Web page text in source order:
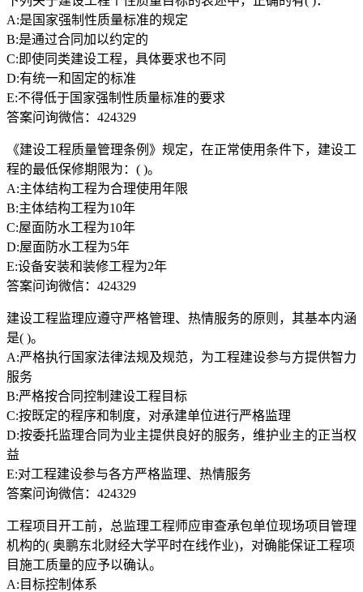
A:是国家强制性质量标准的规定
B:是通过合同加以约定的
C:即使同类建设工程，具体要求也不同
D:有统一和固定的标准
E:不得低于国家强制性质量标准的要求
答案问询微信：424329
《建设工程质量管理条例》规定，在正常使用条件下，建设工
程的最低保修期限为：( )。
A:主体结构工程为合理使用年限
B:主体结构工程为10年
C:屋面防水工程为10年
D:屋面防水工程为5年
E:设备安装和装修工程为2年
答案问询微信：424329
建设工程监理应遵守严格管理、热情服务的原则，其基本内涵
是( )。
A:严格执行国家法律法规及规范，为工程建设参与方提供智力
服务
B:严格按合同控制建设工程目标
C:按既定的程序和制度，对承建单位进行严格监理
D:按委托监理合同为业主提供良好的服务，维护业主的正当权
益
E:对工程建设参与各方严格监理、热情服务
答案问询微信：424329
工程项目开工前，总监理工程师应审查承包单位现场项目管理
机构的( 奥鹏东北财经大学平时在线作业)，对确能保证工程项
目施工质量的应予以确认。
A:目标控制体系